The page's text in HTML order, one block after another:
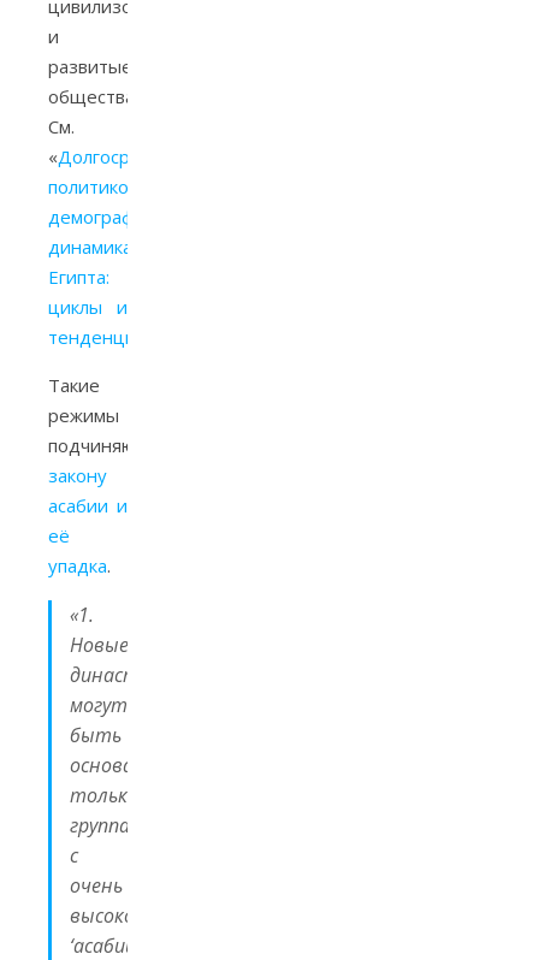
цивилизованные
и
развитые
общества.
См.
«Долгосрочная
политико-
демографическая
динамика
Египта:
циклы и
тенденции
Такие
режимы
подчиняются
закону
асабии и
её
упадка.
«1.
Новые
династии
могут
быть
основаны
только
группами
с
очень
высокой
‘асабиййей.